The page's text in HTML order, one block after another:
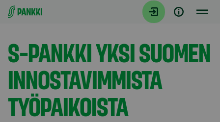
Siirry suoraan sisältöön
Tiedotteet
S-PANKKI YKSI SUOMEN
INNOSTAVIMMISTA
TYÖPAIKOISTA